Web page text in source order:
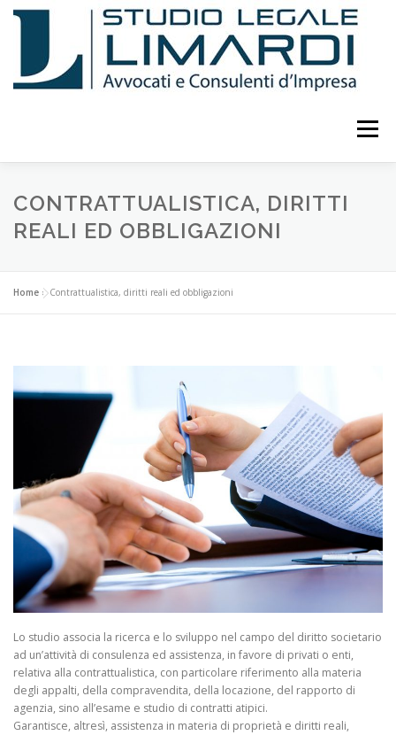
Passa
Menu
LO STUDIO ATTIVITÀ CURRICULUM
CONTRATTUALISTICA, DIRITTI
REALI ED OBBLIGAZIONI
Home »Contrattualistica, diritti reali ed obbligazioni
Lo studio associa la ricerca e lo sviluppo nel campo del diritto societario
ad un’attività di consulenza ed assistenza, in favore di privati o enti,
relativa alla contrattualistica, con particolare riferimento alla materia
degli appalti, della compravendita, della locazione, del rapporto di
agenzia, sino all’esame e studio di contratti atipici.
Garantisce, altresì, assistenza in materia di proprietà e diritti reali,